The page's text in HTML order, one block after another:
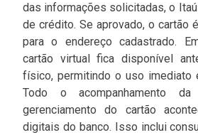
das informações solicitadas, o
de crédito. Se aprovado, o cartão
para o endereço cadastrado.
cartão virtual fica disponível
físico, permitindo o uso imediato
Todo o acompanhamento
gerenciamento do cartão
digitais do banco. Isso inclui